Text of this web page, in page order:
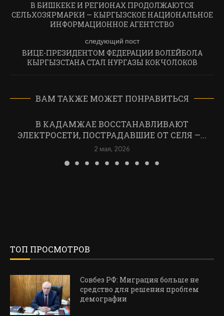
В БИШКЕКЕ И РЕГИОНАХ ПРОДОЛЖАЮТСЯ
СЕЛЬХОЗЯРМАРКИ — КЫРГЫЗСКОЕ НАЦИОНАЛЬНОЕ
ИНФОРМАЦИОННОЕ АГЕНТСТВО
следующий пост
ВИЦЕ-ПРЕЗИДЕНТОМ ФЕДЕРАЦИИ ВОЛЕЙБОЛА
КЫРГЫЗСТАНА СТАЛ НУРГАЗЫ КОКЧОЛОКОВ
ВАМ ТАКЖЕ МОЖЕТ ПОНРАВИТЬСЯ
В КАДАМЖАЕ ВОССТАНАВЛИВАЮТ
ЭЛЕКТРОСЕТИ, ПОСТРАДАВШИЕ ОТ СЕЛЯ —...
2 мая, 2026
ТОП ПРОСМОТРОВ
Совбез РФ: Миграция больше не
средство для решения проблем
демографии